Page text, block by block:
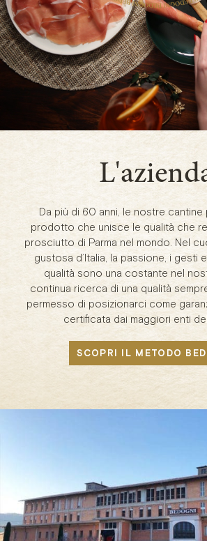
Da più di 60 anni, le nostre
prodotto che unisce le qualità che
prosciutto di Parma nel mondo. Nel
gustosa d’Italia, la passione, i gesti
qualità sono una costante nel
continua ricerca di una qualità
permesso di posizionarci come
certificata dai maggiori enti
SCOPRI IL METODO